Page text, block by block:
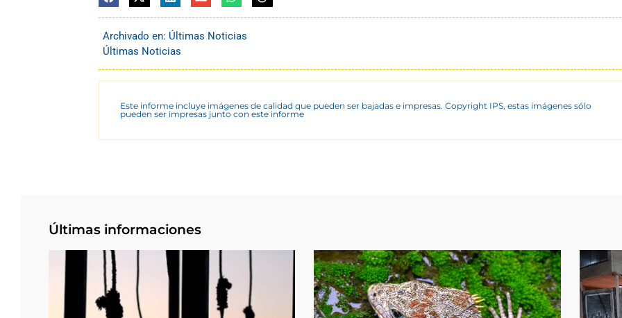
Archivado en: Últimas Noticias
Últimas Noticias
Este informe incluye imágenes de calidad que pueden ser bajadas e impresas. Copyright IPS, estas imágenes sólo
pueden ser impresas junto con este informe
Últimas informaciones